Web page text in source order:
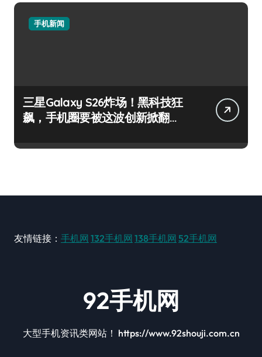
手机新闻
三星Galaxy S26炸场！黑科技狂
飙，手机圈要被这波创新掀翻
友情链接： 手机网 132手机网 138手机网 52手机网
92手机网
大型手机资讯类网站！ https://www.92shouji.com.cn